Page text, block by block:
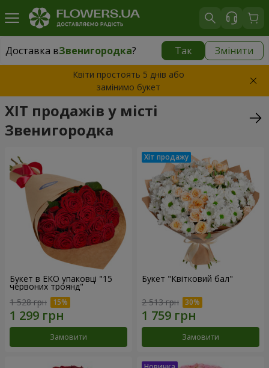
Доставка вЗвенигородка? Так Змінити
Доставка вЗвенигородка|
Квіти простоять 5 днів або
замінимо букет
ХІТ продажів у місті
Звенигородка
Букет в ЕКО упаковці "15
червоних троянд"
1 528 грн
Замовити
Букет "Квітковий бал"
2 513 грн
Замовити